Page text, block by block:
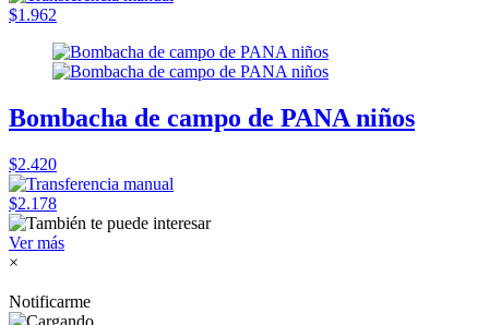
$1.962
Bombacha de campo de PANA niños
$2.420
$2.178
Ver más
×
Notificarme